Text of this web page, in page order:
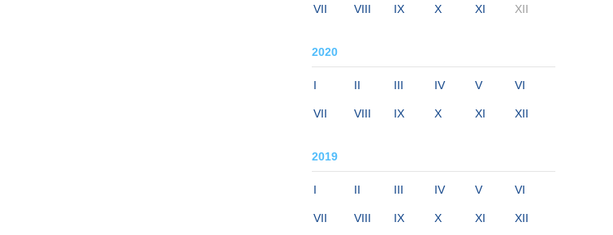
VII VIII IX X XI XII
2020
I II III IV V VI
VII VIII IX X XI XII
2019
I II III IV V VI
VII VIII IX X XI XII